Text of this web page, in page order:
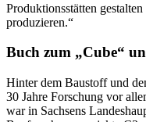
Produktionsstätten
produzieren.“
Buch zum „Cube“
Hinter dem Baustoff und
30 Jahre Forschung vor
war in Sachsens